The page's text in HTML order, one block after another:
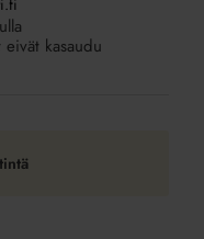
kasaudu